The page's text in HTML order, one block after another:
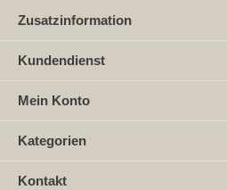
Zusatzinformation
Kundendienst
Mein Konto
Kategorien
Kontakt